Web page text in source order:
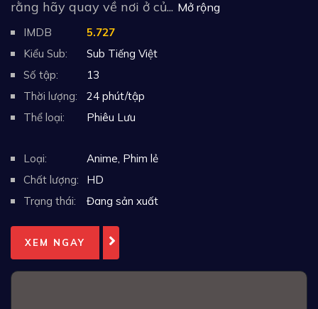
rằng hãy quay về nơi ở củ... Mở rộng
IMDB
5.727
Kiểu Sub:
Sub Tiếng Việt
Số tập:
13
Thời lượng:
24 phút/tập
Thể loại:
Phiêu Lưu
Loại: Anime, Phim lẻ
Chất lượng:
HD
Trạng thái:
Đang sản xuất
XEM NGAY